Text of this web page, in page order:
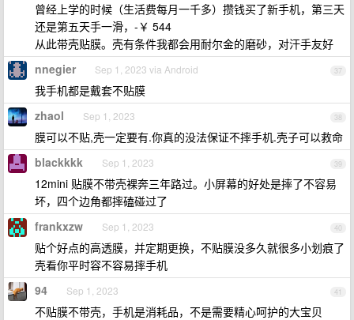
曾经上学的时候（生活费每月一千多）攒钱买了新手机，第三天
还是第五天手一滑，-￥ 544
从此带壳贴膜。壳有条件我都会用耐尔金的磨砂，对汗手友好
37
nnegier Sep 1, 2023 via Android
我手机都是戴套不贴膜
38
zhaol Sep 1, 2023
膜可以不贴,壳一定要有.你真的没法保证不摔手机.壳子可以救命
39
blackkkk Sep 1, 2023
12mini 贴膜不带壳裸奔三年路过。小屏幕的好处是摔了不容易
坏，四个边角都摔磕碰过了
40
frankxzw Sep 1, 2023
贴个好点的高透膜，并定期更换，不贴膜没多久就很多小划痕了
壳看你平时容不容易摔手机
41
94 Sep 1, 2023
不贴膜不带壳，手机是消耗品，不是需要精心呵护的大宝贝